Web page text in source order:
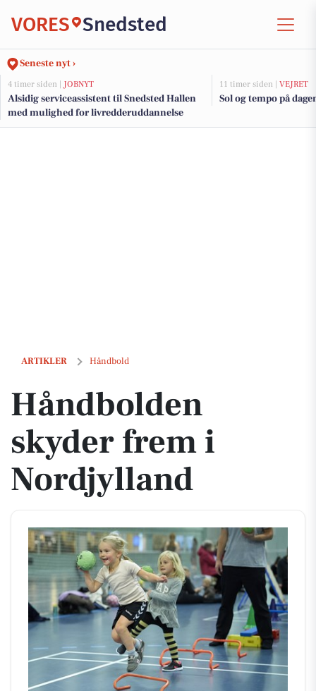
VORES Snedsted
Seneste nyt ›
4 timer siden | JOBNYT
Alsidig serviceassistent til Snedsted Hallen
med mulighed for livredderuddannelse
11 timer siden | VEJRET
Sol og tempo på
ARTIKLER Håndbold
Håndbolden skyder frem i Nordjylland
Håndbolden
skyder frem i
Nordjylland